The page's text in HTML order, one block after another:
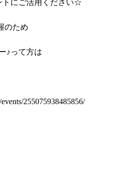
トにご活用ください☆
のため
♪って方は
255075938485856/